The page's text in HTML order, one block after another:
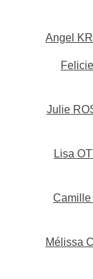
Angel
Julie
Lisa
Camille
Mélissa